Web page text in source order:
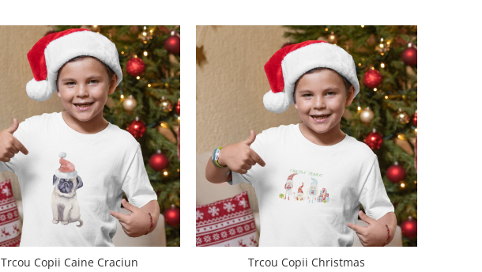
Trcou Copii Caine Craciun Trcou Copii Christmas